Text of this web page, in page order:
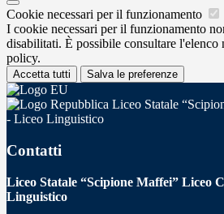
Cookie necessari per il funzionamento
I cookie necessari per il funzionamento
disabilitati. È possibile consultare l'elenco
policy.
Accetta tutti Salva le preferenze
Liceo Statale
- Liceo Linguistico
Contatti
Liceo Statale “Scipione Maffei” Liceo
Linguistico